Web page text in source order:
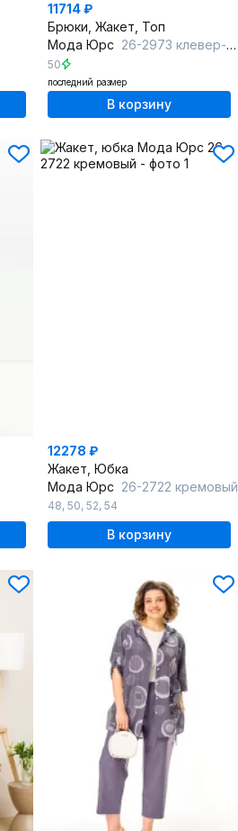
11714 ₽
Брюки, Жакет, Топ
Мода Юрс 26-2973 клевер-молочный
50
последний размер
В корзину
12278 ₽
Жакет, Юбка
Мода Юрс 26-2722 кремовый
48, 50, 52, 54
В корзину